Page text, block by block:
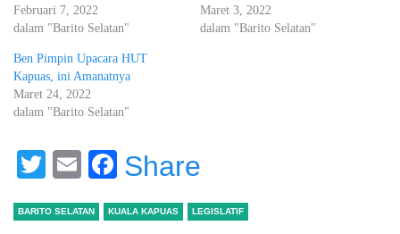
Februari 7, 2022
dalam "Barito Selatan"
Maret 3, 2022
dalam "Barito Selatan"
Ben Pimpin Upacara HUT
Kapuas, ini Amanatnya
Maret 24, 2022
dalam "Barito Selatan"
Twitter
EmailFacebook
Share
BARITO SELATAN KUALA KAPUAS LEGISLATIF